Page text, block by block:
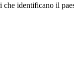
identificano il